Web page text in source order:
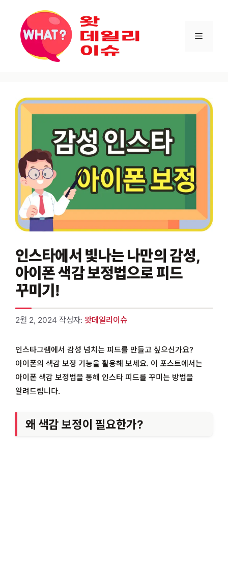
건너뛰기
메뉴
인스타에서 빛나는 나만의 감성,
아이폰 색감 보정법으로 피드
꾸미기!
2월 2, 2024 작성자: 왓데일리이슈
인스타그램에서 감성 넘치는 피드를 만들고 싶으신가요?
아이폰의 색감 보정 기능을 활용해 보세요. 이 포스트에서는
아이폰 색감 보정법을 통해 인스타 피드를 꾸미는 방법을
알려드립니다.
왜 색감 보정이 필요한가?